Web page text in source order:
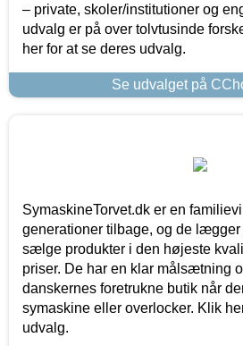
– private, skoler/institutioner og
udvalg er på over tolvtusinde
her for at se deres udvalg.
Se udvalget på
SymaskineTorvet.dk er en
generationer tilbage, og de
sælge produkter i den højeste
priser. De har en klar målsætning
danskernes foretrukne butik når
symaskine eller overlocker. Klik
udvalg.